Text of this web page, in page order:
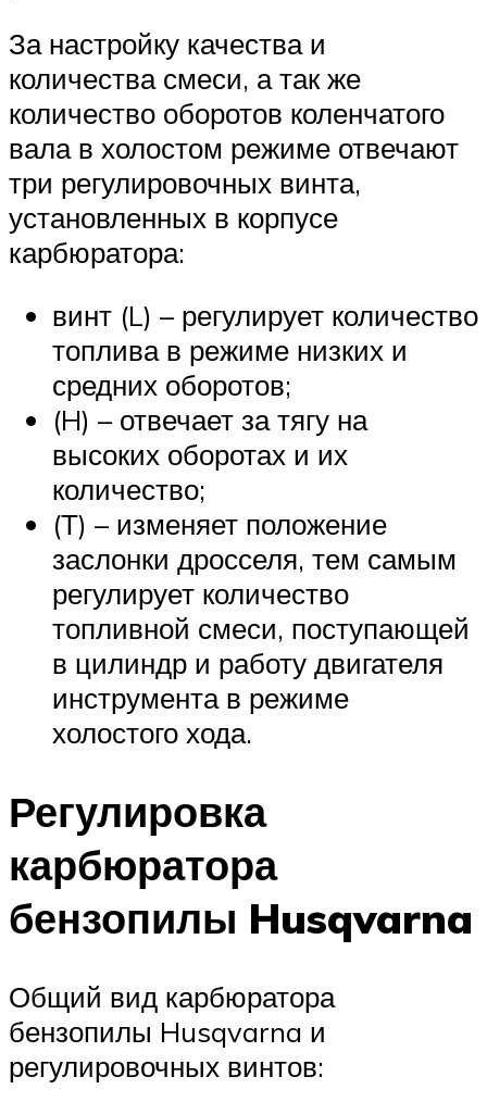
За настройку качества и
количества смеси, а так же
количество оборотов коленчатого
вала в холостом режиме отвечают
три регулировочных винта,
установленных в корпусе
карбюратора:
винт (L) – регулирует количество
топлива в режиме низких и
средних оборотов;
(H) – отвечает за тягу на
высоких оборотах и их
количество;
(Т) – изменяет положение
заслонки дросселя, тем самым
регулирует количество
топливной смеси, поступающей
в цилиндр и работу двигателя
инструмента в режиме
холостого хода.
Регулировка
карбюратора
бензопилы Husqvarna
Общий вид карбюратора
бензопилы Husqvarna и
регулировочных винтов: